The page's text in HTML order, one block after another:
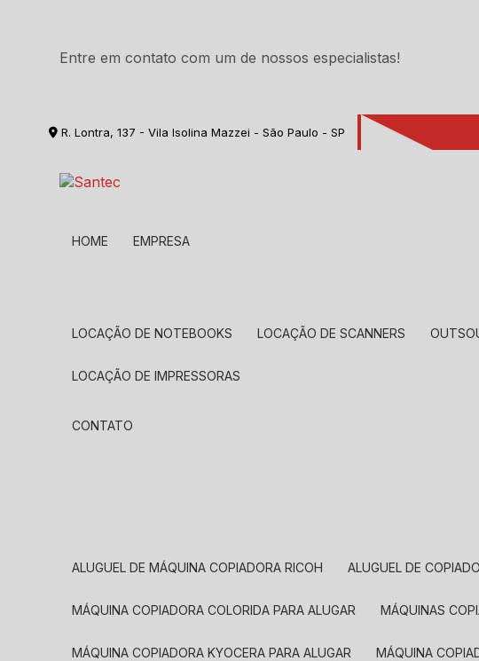
Entre em contato com um de nossos especialistas!
R. Lontra, 137 - Vila Isolina Mazzei - São Paulo - SP
HOME EMPRESA
LOCAÇÃO DE NOTEBOOKS LOCAÇÃO DE SCANNERS
LOCAÇÃO DE IMPRESSORAS
CONTATO
ALUGUEL DE MÁQUINA COPIADORA RICOH ALUGUEL DE
MÁQUINA COPIADORA COLORIDA PARA ALUGAR MÁQUINAS
MÁQUINA COPIADORA KYOCERA PARA ALUGAR MÁQUINA